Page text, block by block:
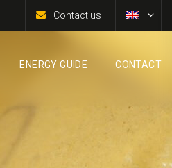
Contact us
ENERGY GUIDE CONTACT